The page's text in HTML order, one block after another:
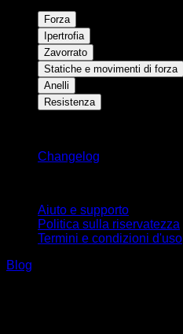
Forza
Ipertrofia
Zavorrato
Statiche e movimenti di forza
Anelli
Resistenza
Changelog
Aiuto e supporto
Politica sulla riservatezza
Termini e condizioni d'uso
Blog